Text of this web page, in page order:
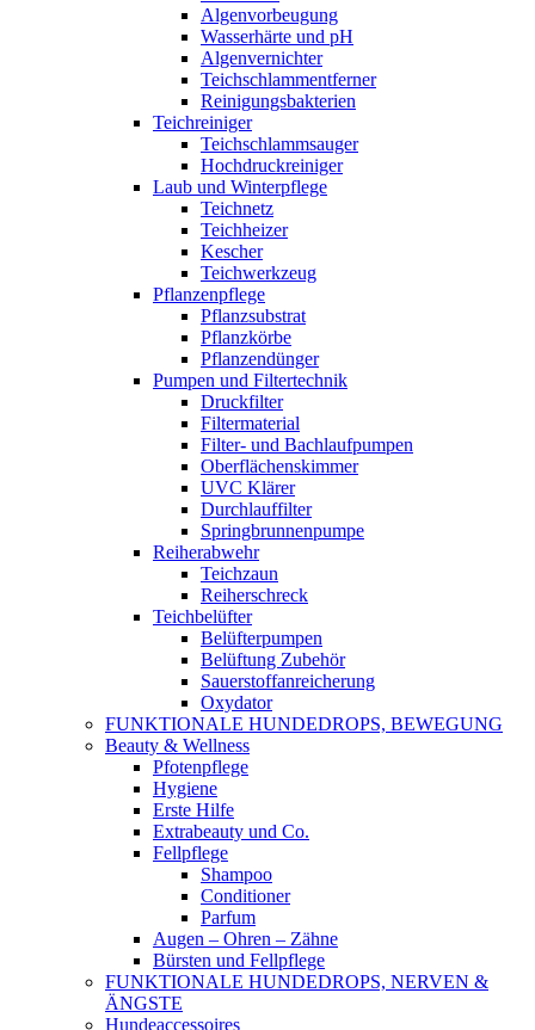
Algenvorbeugung
Wasserhärte und pH
Algenvernichter
Teichschlammentferner
Reinigungsbakterien
Teichreiniger
Teichschlammsauger
Hochdruckreiniger
Laub und Winterpflege
Teichnetz
Teichheizer
Kescher
Teichwerkzeug
Pflanzenpflege
Pflanzsubstrat
Pflanzkörbe
Pflanzendünger
Pumpen und Filtertechnik
Druckfilter
Filtermaterial
Filter- und Bachlaufpumpen
Oberflächenskimmer
UVC Klärer
Durchlauffilter
Springbrunnenpumpe
Reiherabwehr
Teichzaun
Reiherschreck
Teichbelüfter
Belüfterpumpen
Belüftung Zubehör
Sauerstoffanreicherung
Oxydator
FUNKTIONALE HUNDEDROPS, BEWEGUNG
Beauty & Wellness
Pfotenpflege
Hygiene
Erste Hilfe
Extrabeauty und Co.
Fellpflege
Shampoo
Conditioner
Parfum
Augen – Ohren – Zähne
Bürsten und Fellpflege
FUNKTIONALE HUNDEDROPS, NERVEN &
ÄNGSTE
Hundeaccessoires